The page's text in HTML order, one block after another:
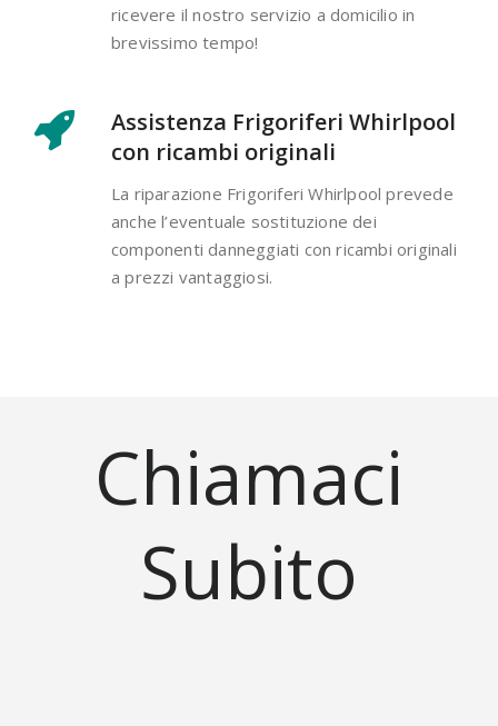
ricevere il nostro servizio a domicilio in
brevissimo tempo!
Assistenza Frigoriferi Whirlpool
con ricambi originali
La riparazione Frigoriferi Whirlpool prevede
anche l’eventuale sostituzione dei
componenti danneggiati con ricambi originali
a prezzi vantaggiosi.
Chiamaci
Subito